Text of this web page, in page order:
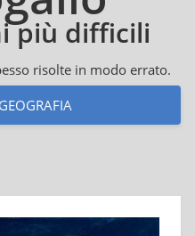
più difficili
risolte in modo errato.